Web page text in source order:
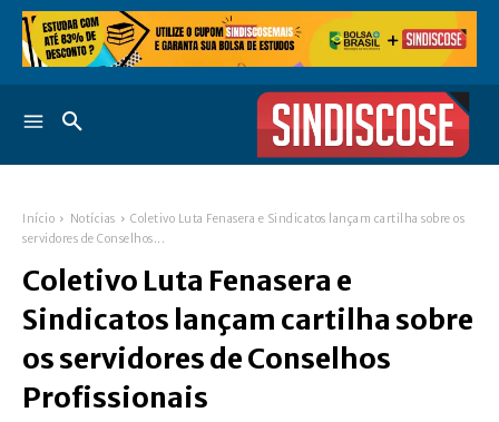
Início Notícias
Coletivo Luta Fenasera e Sindicatos lançam cartilha sobre os
servidores de Conselhos...
Coletivo Luta Fenasera e
Sindicatos lançam cartilha sobre
os servidores de Conselhos
Profissionais